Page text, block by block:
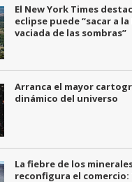
El New York Times
eclipse puede “sacar a la
vaciada de las sombras”
Arranca el mayor
dinámico del universo
La fiebre de los
reconfigura el comercio: